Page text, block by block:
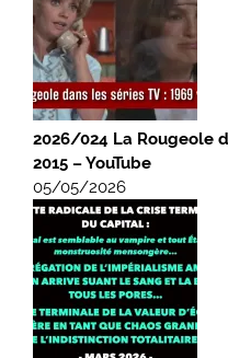
2026/024 La Rougeole
2015 – YouTube
05/05/2026